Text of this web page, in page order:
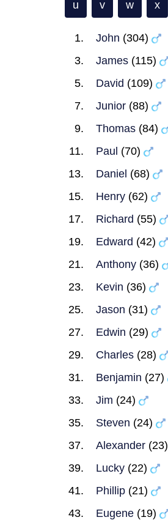
u v w x
John (304)
James (115)
David (109)
Junior (88)
Thomas (84)
Paul (70)
Daniel (68)
Henry (62)
Richard (55)
Edward (42)
Anthony (36)
Kevin (36)
Jason (31)
Edwin (29)
Charles (28)
Benjamin (27)
Jim (24)
Steven (24)
Alexander (23)
Lucky (22)
Phillip (21)
Eugene (19)